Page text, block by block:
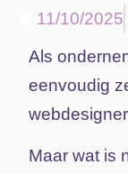
11/10/2025
Als
eenvoudig
webdesigner
Maar wat is